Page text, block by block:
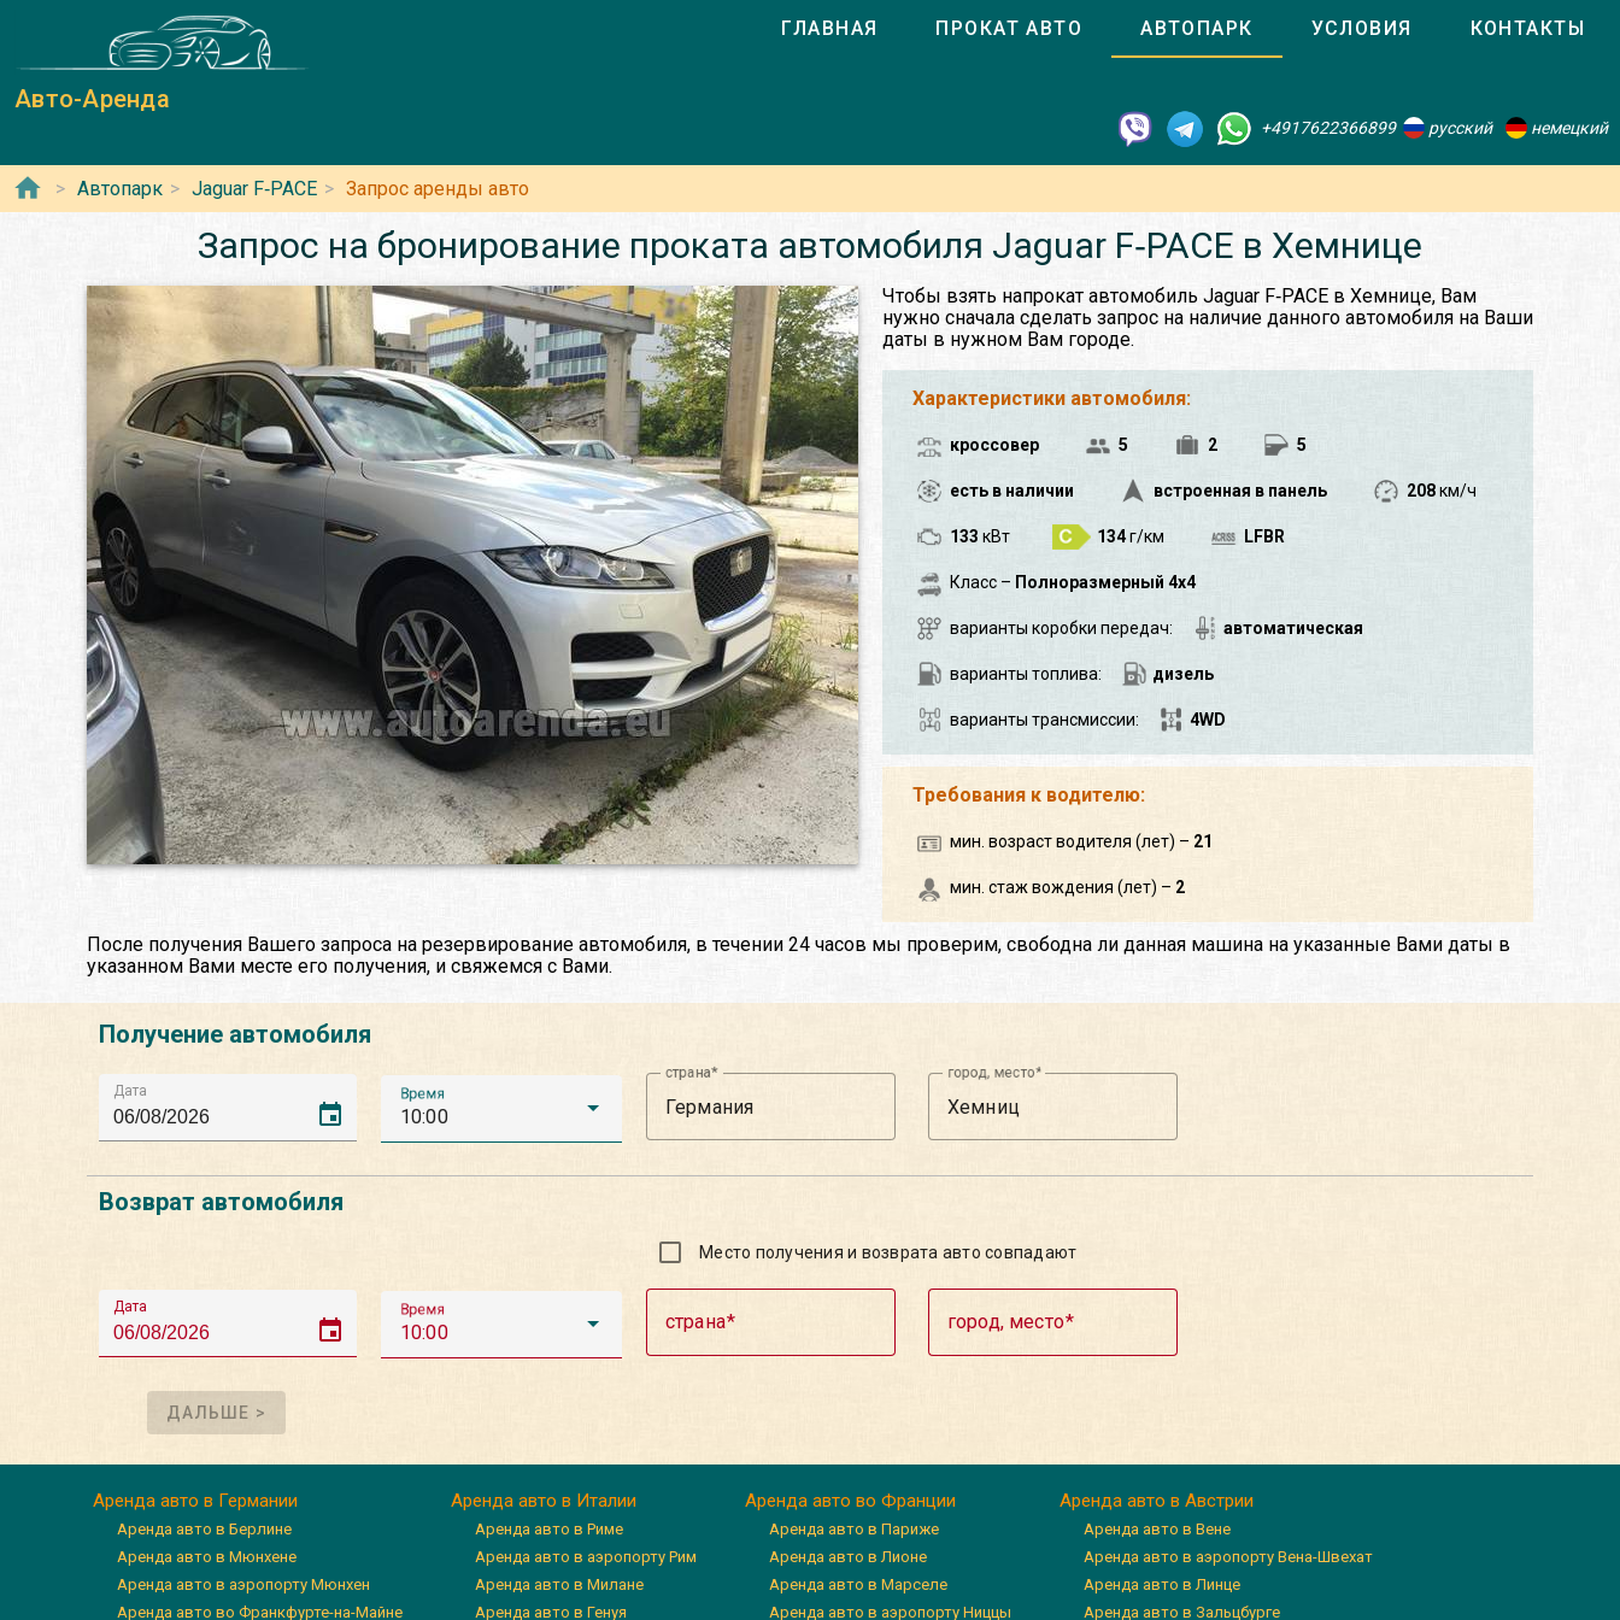
Авто-Аренда
ГЛАВНАЯ ПРОКАТ АВТО АВТОПАРК УСЛОВИЯ КОНТАКТЫ
+4917622366899 русский немецкий
Автопарк Jaguar F‑PACE Запрос аренды авто
Запрос на бронирование проката автомобиля Jaguar F‑PACE в Хемнице
Чтобы взять напрокат автомобиль Jaguar F‑PACE в Хемнице, Вам
нужно сначала сделать запрос на наличие данного автомобиля на Ваши
даты в нужном Вам городе.
Характеристики автомобиля:
кроссовер 5 2 5
есть в наличии встроенная в панель 208км/ч
133 кВт 134г/км LFBR
Класс – Полноразмерный 4x4
варианты коробки передач: автоматическая
варианты топлива: дизель
варианты трансмиссии: 4WD
Требования к водителю:
мин. возраст водителя (лет) – 21
мин. стаж вождения (лет) – 2
После получения Вашего запроса на резервирование автомобиля, в течении 24 часов мы проверим, свободна ли данная машина на указанные Вами даты в
указанном Вами месте его получения, и свяжемся с Вами.
Получение автомобиля
Дата
event
Время
10:00
страна город, место
Возврат автомобиля
Дата
event
Время
10:00
Место получения и возврата авто совпадают
страна город, место
ДАЛЬШЕ >
Аренда авто в Германии
Аренда авто в Берлине
Аренда авто в Мюнхене
Аренда авто в аэропорту Мюнхен
Аренда авто во Франкфурте-на-Майне
Аренда авто в Италии
Аренда авто в Риме
Аренда авто в аэропорту Рим
Аренда авто в Милане
Аренда авто в Генуя
Аренда авто во Франции
Аренда авто в Париже
Аренда авто в Лионе
Аренда авто в Марселе
Аренда авто в аэропорту Ниццы
Аренда авто в Австрии
Аренда авто в Вене
Аренда авто в аэропорту Вена-Швехат
Аренда авто в Линце
Аренда авто в Зальцбурге